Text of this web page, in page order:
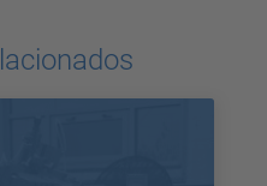
Platform